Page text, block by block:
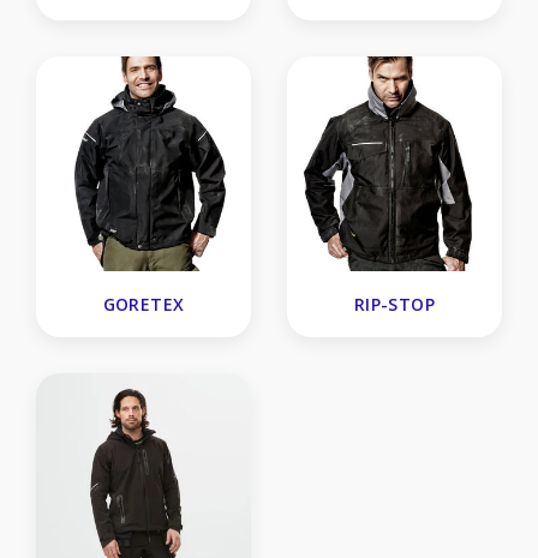
GORETEX RIP-STOP